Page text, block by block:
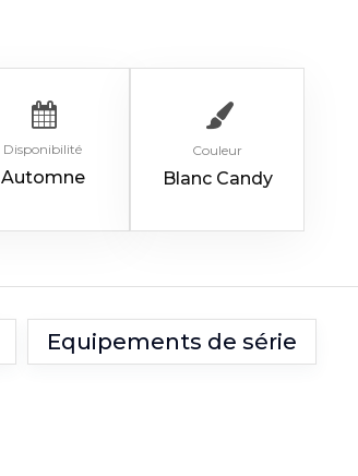
Disponibilité
Automne
Couleur
Blanc Candy
Equipements de série